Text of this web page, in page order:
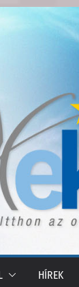
HÍREK